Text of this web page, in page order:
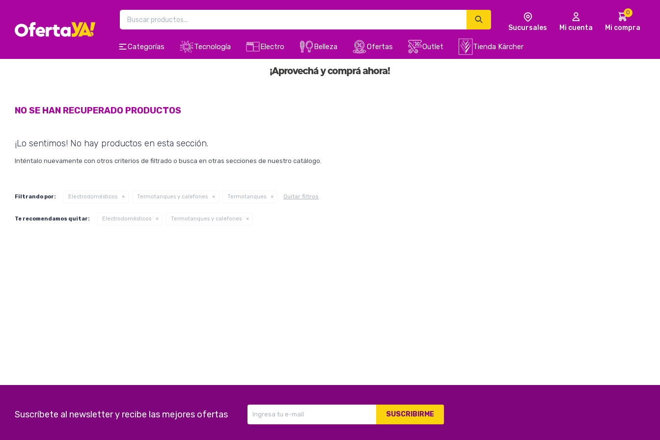
Categorías Tecnología Electro Belleza Ofertas Outlet Tienda Kärcher
0
NO SE HAN RECUPERADO PRODUCTOS
¡Lo sentimos! No hay productos en esta sección.
Inténtalo nuevamente con otros criterios de filtrado o busca en otras secciones de nuestro catálogo.
Filtrando por: Electrodomésticos Termotanques y calefones Termotanques Quitar filtros
Te recomendamos quitar: Electrodomésticos Termotanques y calefones
Suscríbete al newsletter y recibe las mejores ofertas SUSCRIBIRME